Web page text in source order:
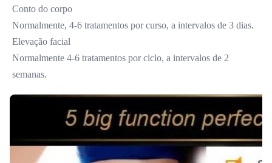
Conto do corpo
Normalmente, 4-6 tratamentos por curso, a intervalos de 3 dias.
Elevação facial
Normalmente 4-6 tratamentos por ciclo, a intervalos de 2
semanas.